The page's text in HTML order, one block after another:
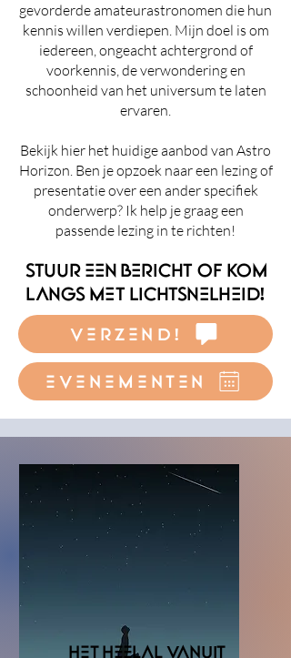
gevorderde amateurastronomen die hun
kennis willen verdiepen. Mijn doel is om
iedereen, ongeacht achtergrond of
voorkennis, de verwondering en
schoonheid van het universum te laten
ervaren.
Bekijk hier het huidige aanbod van Astro
Horizon. Ben je opzoek naar een lezing of
presentatie over een ander specifiek
onderwerp? Ik help je graag een
passende lezing in te richten!
stuur een bericht of kom
langs met lichtsnelheid!
verzend!
evenementen
het heelal vanuit